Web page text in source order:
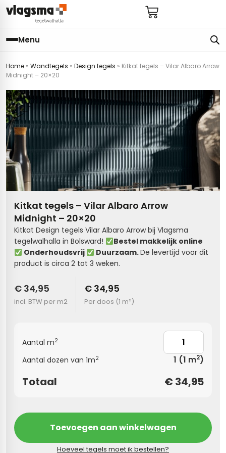
Menu
Home » Wandtegels » Design tegels » Kitkat tegels – Vilar Albaro Arrow
Midnight – 20×20
Kitkat tegels – Vilar Albaro Arrow
Midnight – 20×20
Kitkat Design tegels Vilar Albaro Arrow bij Vlagsma
tegelwalhalla in Bolsward!
Bestel makkelijk online
Onderhoudsvrij
Duurzaam.De levertijd voor dit
product is circa 2 tot 3 weken.
€ 34,95
incl. BTW per m2
€ 34,95
Per doos (1 m²)
Aantal m2
Aantal dozen van 1m2 1 (1 m2)
Totaal € 34,95
Toevoegen aan winkelwagen
Hoeveel tegels moet ik bestellen?
badkamer
keuken
toilet
woonkamer
tegels
tegels
badkamer
keuken
hal
toilet
betonlook
(tot €25)